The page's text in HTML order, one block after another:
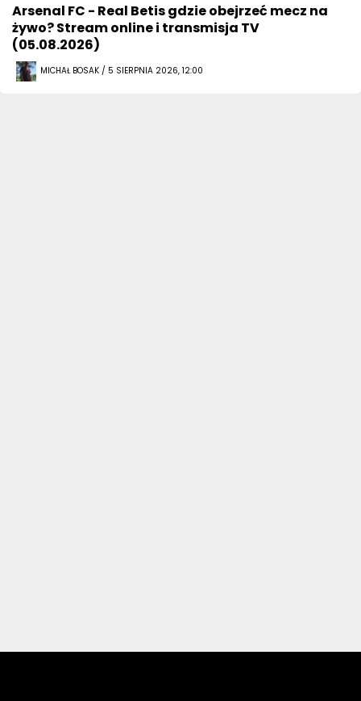
Arsenal FC - Real Betis gdzie obejrzeć mecz na
żywo? Stream online i transmisja TV
(05.08.2026)
MICHAŁ BOSAK / 5 SIERPNIA 2026, 12:00